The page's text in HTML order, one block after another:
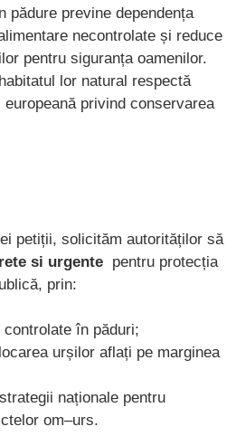
pădure previne dependența
necontrolate și reduce
pentru siguranța oamenilor.
lor natural respectă
privind conservarea
petiții, solicităm autorităților să
si urgente pentru protecția
prin:
în păduri;
urșilor aflați pe marginea
naționale pentru
om–urs.